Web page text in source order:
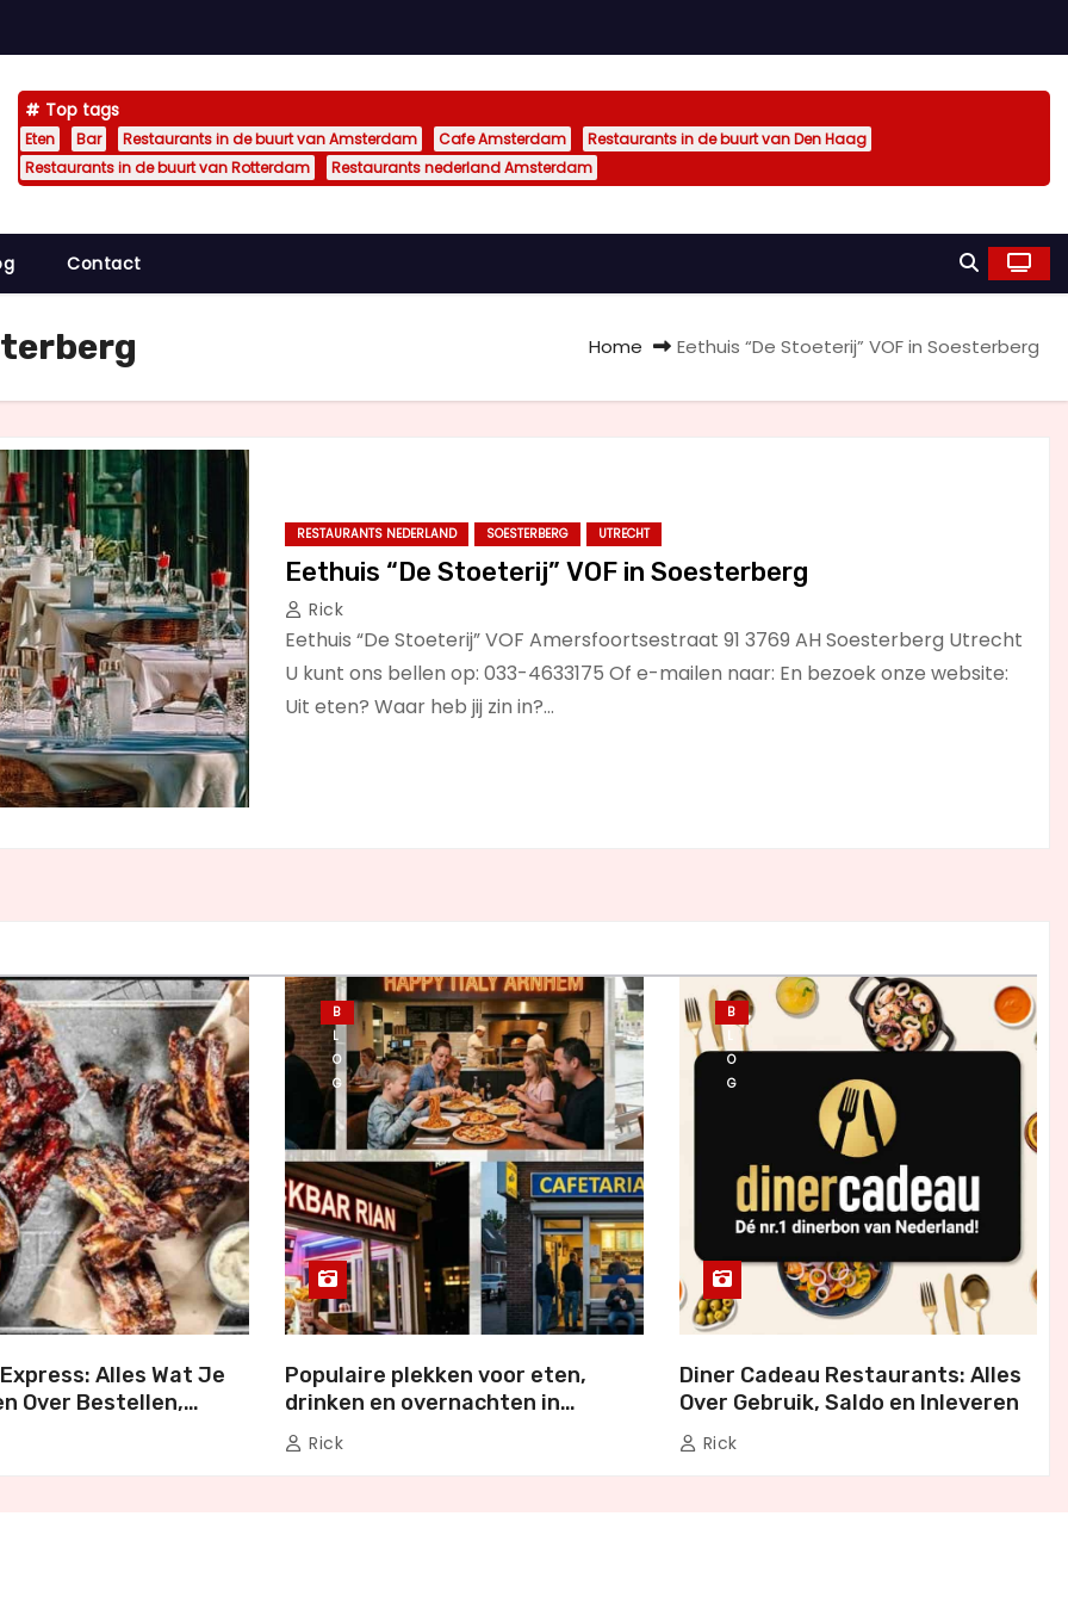
Top tags
Eten Bar Restaurants in de buurt van Amsterdam Cafe Amsterdam
Restaurants in de buurt van Den Haag
Restaurants in de buurt van Rotterdam
Restaurants nederland Amsterdam
Contact
Home Eethuis “De Stoeterij” VOF in Soesterberg
RESTAURANTS NEDERLAND SOESTERBERG UTRECHT
Eethuis “De Stoeterij” VOF in Soesterberg
Rick
Eethuis “De Stoeterij” VOF Amersfoortsestraat 91 3769 AH Soesterberg Utrecht
U kunt ons bellen op: 033-4633175 Of e-mailen naar: En bezoek onze website:
Uit eten? Waar heb jij zin in?…
Alles Wat Je
Over Bestellen,
Genieten
B
L
O
G
Populaire plekken voor eten,
drinken en overnachten in
Nederland
Rick
B
L
O
G
Diner Cadeau Restaurants: Alles
Over Gebruik, Saldo en Inleveren
Rick